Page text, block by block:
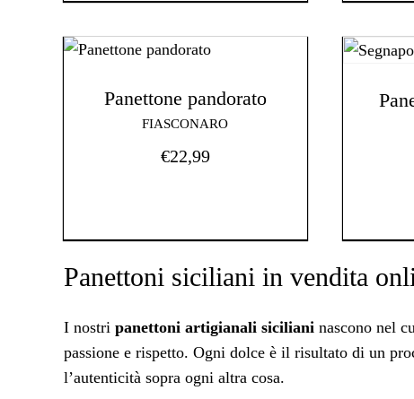
Panettone pandorato
FIASCONARO
€22,99
Panettoni siciliani in vendita
I nostri panettoni artigianali siciliani nascono nel
passione e rispetto. Ogni dolce è il risultato di un
l’autenticità sopra ogni altra cosa.